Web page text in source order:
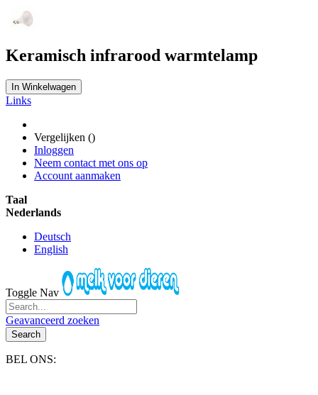
Keramisch infrarood warmtelamp
In Winkelwagen
Links
Vergelijken ()
Inloggen
Neem contact met ons op
Account aanmaken
Taal
Nederlands
Deutsch
English
Toggle Nav
Geavanceerd zoeken
Search
BEL ONS: